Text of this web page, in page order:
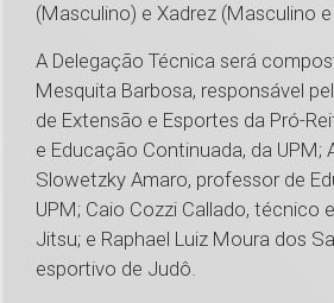
(Masculino) e Xadrez (Masculino
A Delegação Técnica será
Mesquita Barbosa, responsável
de Extensão e Esportes da Pró-
e Educação Continuada, da UPM;
Slowetzky Amaro, professor de
UPM; Caio Cozzi Callado, técnico
Jitsu; e Raphael Luiz Moura dos
esportivo de Judô.